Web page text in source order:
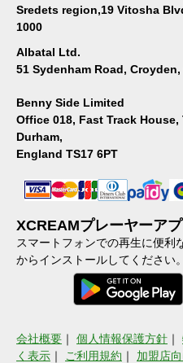
Sredets region,19 Vitosha
1000
Albatal Ltd.
51 Sydenham Road,
Benny Side Limited
Office 018, Fast Track
Durham,
England TS17 6PT
XCREAMプレーヤーアプ
スマートフォンでの再生に便利
からインストールしてください。
会社概要 ｜ 個人情報保護方針 ｜
く表示 ｜ ご利用規約 ｜ 加盟店